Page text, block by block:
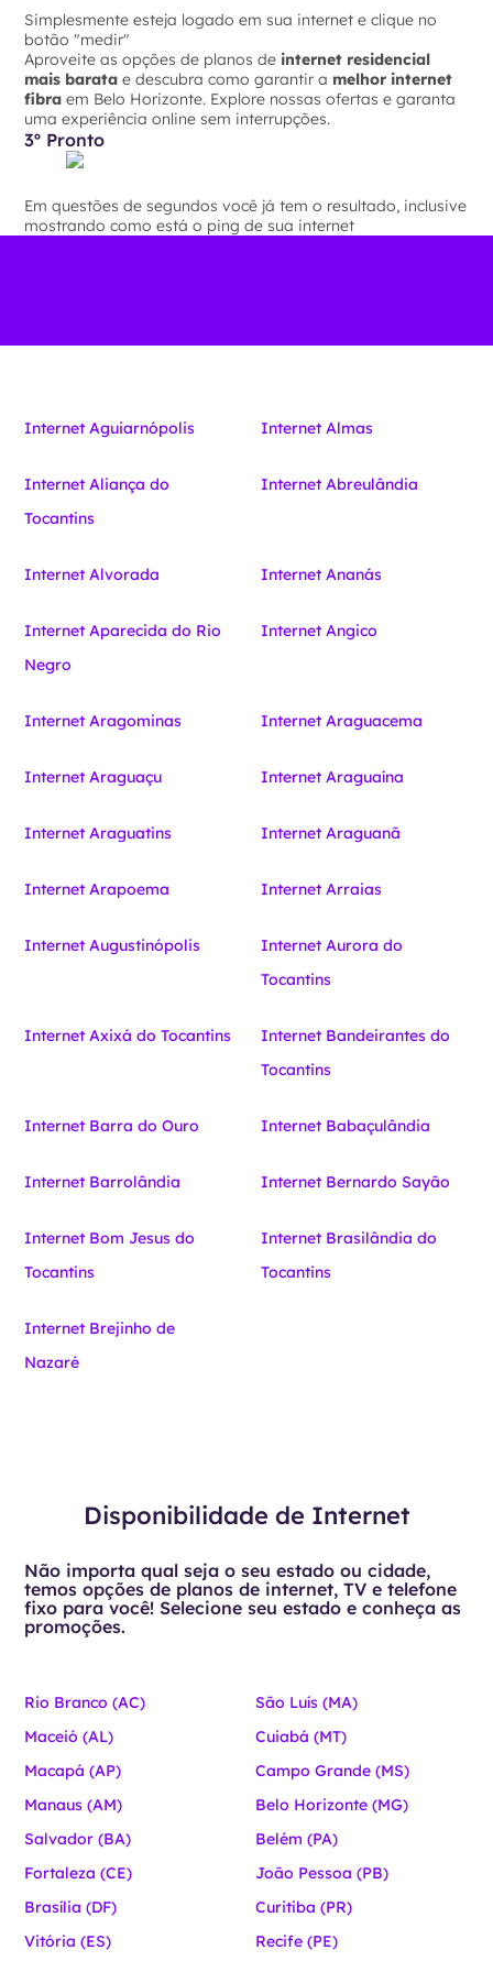
Simplesmente esteja logado em sua internet e clique no
botão "medir"
Aproveite as opções de planos de internet residencial
mais barata e descubra como garantir a melhor internet
fibra em Belo Horizonte. Explore nossas ofertas e garanta
uma experiência online sem interrupções.
3º Pronto
Em questões de segundos você já tem o resultado, inclusive
mostrando como está o ping de sua internet
Internet Aguiarnópolis Internet Almas
Internet Aliança do
Tocantins
Internet Abreulândia
Internet Alvorada Internet Ananás
Internet Aparecida do Rio
Negro
Internet Angico
Internet Aragominas Internet Araguacema
Internet Araguaçu Internet Araguaína
Internet Araguatins Internet Araguanã
Internet Arapoema Internet Arraias
Internet Augustinópolis
Internet Aurora do
Tocantins
Internet Axixá do Tocantins
Internet Bandeirantes do
Tocantins
Internet Barra do Ouro Internet Babaçulândia
Internet Barrolândia Internet Bernardo Sayão
Internet Bom Jesus do
Tocantins
Internet Brasilândia do
Tocantins
Internet Brejinho de
Nazaré
Disponibilidade de Internet
Não importa qual seja o seu estado ou cidade,
temos opções de planos de internet, TV e telefone
fixo para você! Selecione seu estado e conheça as
promoções.
Rio Branco (AC)
Maceió (AL)
Macapá (AP)
Manaus (AM)
Salvador (BA)
Fortaleza (CE)
Brasília (DF)
Vitória (ES)
São Luís (MA)
Cuiabá (MT)
Campo Grande (MS)
Belo Horizonte (MG)
Belém (PA)
João Pessoa (PB)
Curitiba (PR)
Recife (PE)